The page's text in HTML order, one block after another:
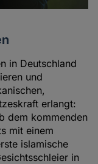
in Deutschland
und
erlangt:
dem kommenden
mit einem
islamische
in